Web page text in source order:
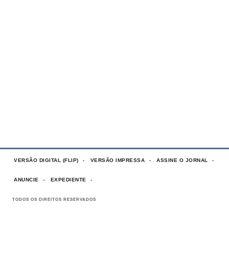
VERSÃO DIGITAL (FLIP) VERSÃO IMPRESSA ASSINE O JORNAL
ANUNCIE EXPEDIENTE
TODOS OS DIREITOS RESERVADOS